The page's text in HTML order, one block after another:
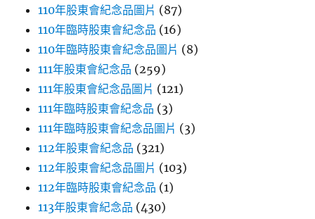
110年股東會紀念品圖片 (87)
110年臨時股東會紀念品 (16)
110年臨時股東會紀念品圖片 (8)
111年股東會紀念品 (259)
111年股東會紀念品圖片 (121)
111年臨時股東會紀念品 (3)
111年臨時股東會紀念品圖片 (3)
112年股東會紀念品 (321)
112年股東會紀念品圖片 (103)
112年臨時股東會紀念品 (1)
113年股東會紀念品 (430)